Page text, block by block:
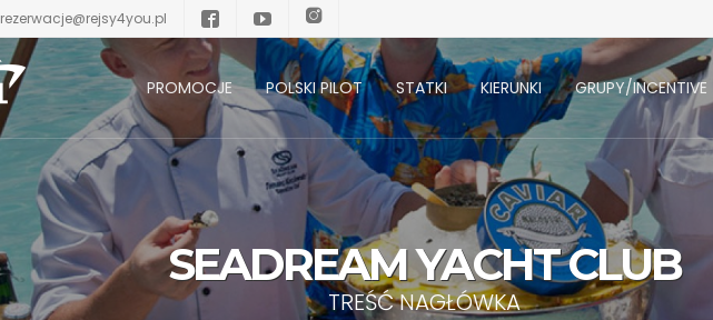
rezerwacje@rejsy4you.pl
PROMOCJE POLSKI PILOT STATKI KIERUNKI GRUPY/INCENTIVE
SEADREAM YACHT CLUB
TREŚĆ NAGŁÓWKA